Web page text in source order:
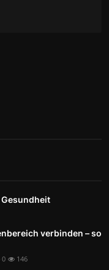
verbinden – so
0 146